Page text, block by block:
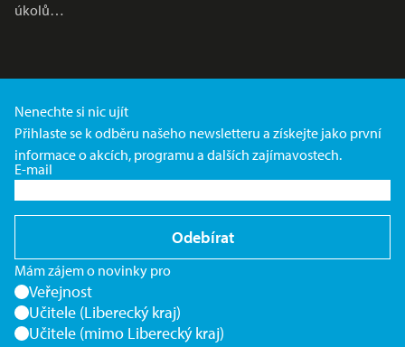
úkolů…
Nenechte si nic ujít
Přihlaste se k odběru našeho newsletteru a získejte jako první
informace o akcích, programu a dalších zajímavostech.
E-mail
Odebírat
Mám zájem o novinky pro
Veřejnost
Učitele (Liberecký kraj)
Učitele (mimo Liberecký kraj)